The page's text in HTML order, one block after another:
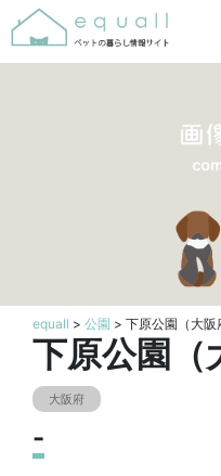
equall > 公園 > 下原公園（大阪
下原公園（
大阪府
-